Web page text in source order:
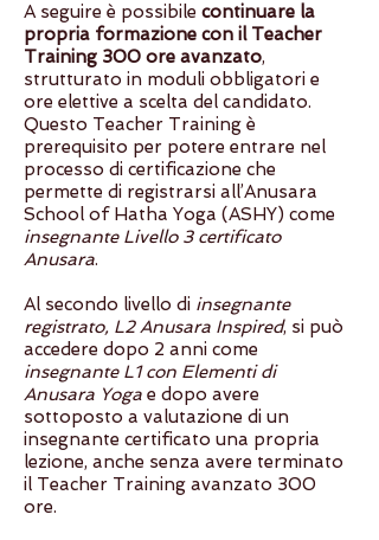
A seguire è possibile continuare la
propria formazione con il Teacher
Training 300 ore avanzato,
strutturato in moduli obbligatori e
ore elettive a scelta del candidato.
Questo Teacher Training è
prerequisito per potere entrare nel
processo di certificazione che
permette di registrarsi all’Anusara
School of Hatha Yoga (ASHY) come
insegnante Livello 3 certificato
Anusara.
Al secondo livello di insegnante
registrato, L2 Anusara Inspired, si può
accedere dopo 2 anni come
insegnante L1 con Elementi di
Anusara Yoga e dopo avere
sottoposto a valutazione di un
insegnante certificato una propria
lezione, anche senza avere terminato
il Teacher Training avanzato 300
ore.